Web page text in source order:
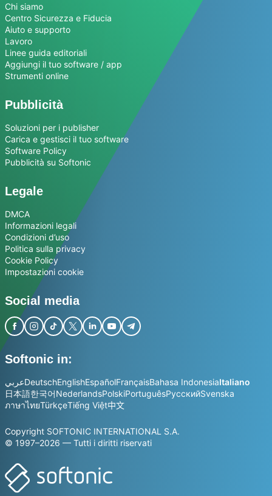
Chi siamo
Centro Sicurezza e Fiducia
Aiuto e supporto
Lavoro
Linee guida editoriali
Aggiungi il tuo software / app
Strumenti online
Pubblicità
Soluzioni per i publisher
Carica e gestisci il tuo software
Software Policy
Pubblicità su Softonic
Legale
DMCA
Informazioni legali
Condizioni d’uso
Politica sulla privacy
Cookie Policy
Impostazioni cookie
Social media
Softonic in:
عربيDeutschEnglishEspañolFrançaisBahasa IndonesiaItaliano
日本語한국어NederlandsPolskiPortuguêsРусскийSvenska
ภาษาไทยTürkçeTiếng Việt中文
Copyright SOFTONIC INTERNATIONAL S.A.
© 1997–2026 — Tutti i diritti riservati